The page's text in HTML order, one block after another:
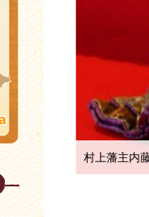
村上藩主内